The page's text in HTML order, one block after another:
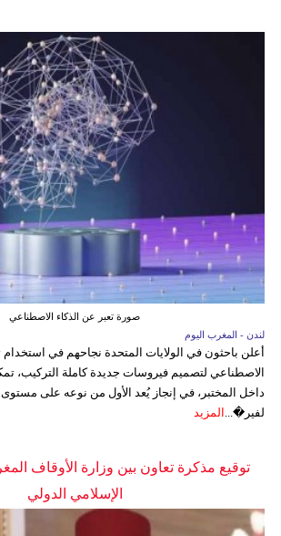
صورة تعبر عن الذكاء الاصطناعي
لندن - المغرب اليوم
أعلن باحثون في الولايات المتحدة نجاحهم في استخدام
الاصطناعي لتصميم فيروسات جديدة كاملة التركيب،
داخل المختبر، في إنجاز يُعد الأول من نوعه على
لفير�... المزيد
توقيع مذكرة تعاون بين وزارة الأوقاف
الإسلامي الدولي